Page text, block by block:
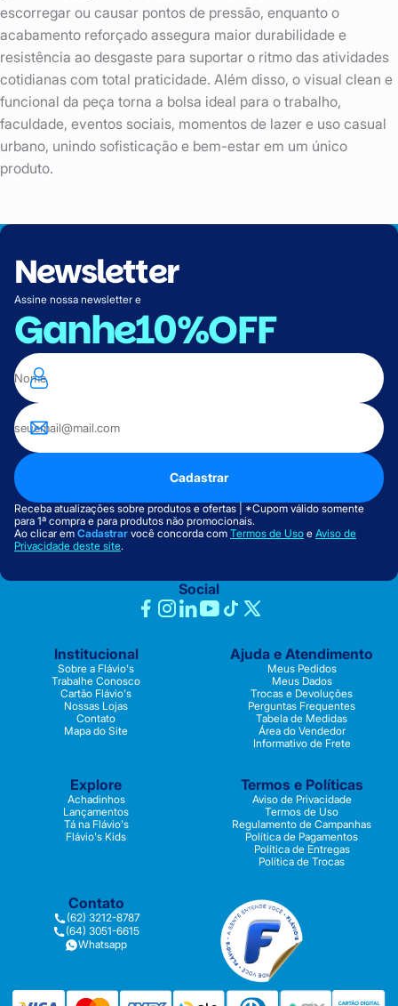
escorregar ou causar pontos de pressão, enquanto o
acabamento reforçado assegura maior durabilidade e
resistência ao desgaste para suportar o ritmo das atividades
cotidianas com total praticidade. Além disso, o visual clean e
funcional da peça torna a bolsa ideal para o trabalho,
faculdade, eventos sociais, momentos de lazer e uso casual
urbano, unindo sofisticação e bem-estar em um único
produto.
Newsletter
Assine nossa newsletter e
Ganhe10%OFF
Cadastrar
Receba atualizações sobre produtos e ofertas | *Cupom válido somente
para 1ª compra e para produtos não promocionais.
Ao clicar em Cadastrar você concorda com Termos de Uso e Aviso de
Privacidade deste site.
Social
Institucional
Sobre a Flávio's
Trabalhe Conosco
Cartão Flávio's
Nossas Lojas
Contato
Mapa do Site
Ajuda e Atendimento
Meus Pedidos
Meus Dados
Trocas e Devoluções
Perguntas Frequentes
Tabela de Medidas
Área do Vendedor
Informativo de Frete
Explore
Achadinhos
Lançamentos
Tá na Flávio's
Flávio's Kids
Termos e Políticas
Aviso de Privacidade
Termos de Uso
Regulamento de Campanhas
Política de Pagamentos
Política de Entregas
Política de Trocas
Contato
(62) 3212-8787
(64) 3051-6615
Whatsapp